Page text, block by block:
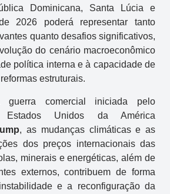
Dominicana, Santa Lúcia e
2026 poderá representar tanto
quanto desafios significativos,
do cenário macroeconômico
política interna e à capacidade de
estruturais.
guerra comercial iniciada pelo
Estados Unidos da América
, as mudanças climáticas e as
dos preços internacionais das
minerais e energéticas, além de
externos, contribuem de forma
e a reconfiguração da